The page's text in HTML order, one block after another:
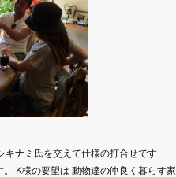
ナミ氏を交えて仕様の打合せです
K様の要望は 動物達の仲良く暮らす家